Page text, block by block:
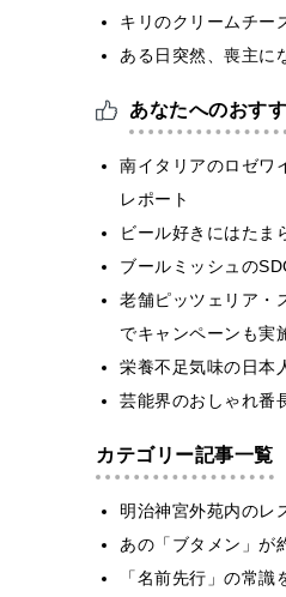
キリのクリームチー
ある日突然、喪主に
あなたへのおす
南イタリアのロゼワ
レポート
ビール好きにはたま
ブールミッシュの
老舗ピッツェリア・
でキャンペーンも実
栄養不足気味の日本
芸能界のおしゃれ番
カテゴリー記事一覧
明治神宮外苑内のレ
あの「ブタメン」が
「名前先行」の常